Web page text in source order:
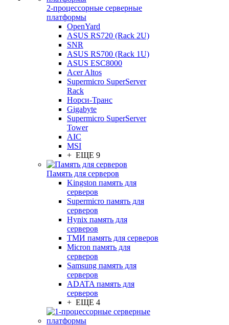
2-процессорные серверные
платформы
OpenYard
ASUS RS720 (Rack 2U)
SNR
ASUS RS700 (Rack 1U)
ASUS ESC8000
Acer Altos
Supermicro SuperServer
Rack
Норси-Транс
Gigabyte
Supermicro SuperServer
Tower
AIC
MSI
+ ЕЩЕ 9
Память для серверов
Kingston память для
серверов
Supermicro память для
серверов
Hynix память для
серверов
ТМИ память для серверов
Micron память для
серверов
Samsung память для
серверов
ADATA память для
серверов
+ ЕЩЕ 4